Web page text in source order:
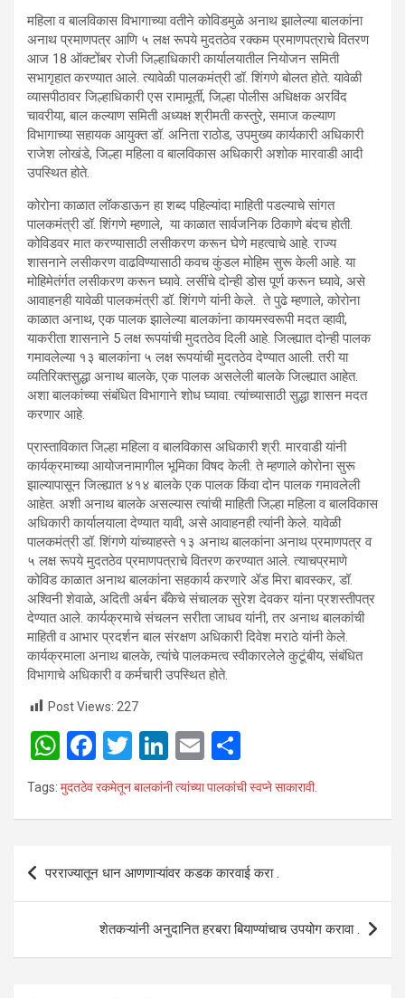
महिला व बालविकास विभागाच्या वतीने कोविडमुळे अनाथ झालेल्या बालकांना
अनाथ प्रमाणपत्र आणि ५ लक्ष रूपये मुदतठेव रक्कम प्रमाणपत्राचे वितरण
आज 18 ऑक्टोंबर रोजी जिल्हाधिकारी कार्यालयातील नियोजन समिती
सभागृहात करण्यात आले. त्यावेळी पालकमंत्री डॉ. शिंगणे बोलत होते. यावेळी
व्यासपीठावर जिल्हाधिकारी एस रामामूर्ती, जिल्हा पोलीस अधिक्षक अरविंद
चावरीया, बाल कल्याण समिती अध्यक्ष श्रीमती कस्तुरे, समाज कल्याण
विभागाच्या सहायक आयुक्त डॉ. अनिता राठोड, उपमुख्य कार्यकारी अधिकारी
राजेश लोखंडे, जिल्हा महिला व बालविकास अधिकारी अशोक मारवाडी आदी
उपस्थित होते.
कोरोना काळात लॉकडाऊन हा शब्द पहिल्यांदा माहिती पडल्याचे सांगत
पालकमंत्री डॉ. शिंगणे म्हणाले, या काळात सार्वजनिक ठिकाणे बंदच होती.
कोविडवर मात करण्यासाठी लसीकरण करून घेणे महत्वाचे आहे. राज्य
शासनाने लसीकरण वाढविण्यासाठी कवच कुंडल मोहिम सुरू केली आहे. या
मोहिमेतंर्गत लसीकरण करून घ्यावे. लसींचे दोन्ही डोस पूर्ण करून घ्यावे, असे
आवाहनही यावेळी पालकमंत्री डॉ. शिंगणे यांनी केले. ते पुढे म्हणाले, कोरोना
काळात अनाथ, एक पालक झालेल्या बालकांना कायमस्वरूपी मदत व्हावी,
याकरीता शासनाने 5 लक्ष रूपयांची मुदतठेव दिली आहे. जिल्ह्यात दोन्ही पालक
गमावलेल्या १३ बालकांना ५ लक्ष रूपयांची मुदतठेव देण्यात आली. तरी या
व्यतिरिक्तसुद्धा अनाथ बालके, एक पालक असलेली बालके जिल्ह्यात आहेत.
अशा बालकांच्या संबंधित विभागाने शोध घ्यावा. त्यांच्यासाठी सुद्धा शासन मदत
करणार आहे.
प्रास्ताविकात जिल्हा महिला व बालविकास अधिकारी श्री. मारवाडी यांनी
कार्यक्रमाच्या आयोजनामागील भूमिका विषद केली. ते म्हणाले कोरोना सुरू
झाल्यापासून जिल्ह्यात ४१४ बालके एक पालक किंवा दोन पालक गमावलेली
आहेत. अशी अनाथ बालके असल्यास त्यांची माहिती जिल्हा महिला व बालविकास
अधिकारी कार्यालयाला देण्यात यावी, असे आवाहनही त्यांनी केले. यावेळी
पालकमंत्री डॉ. शिंगणे यांच्याहस्ते १३ अनाथ बालकांना अनाथ प्रमाणपत्र व
५ लक्ष रूपये मुदतठेव प्रमाणपत्राचे वितरण करण्यात आले. त्याचप्रमाणे
कोविड काळात अनाथ बालकांना सहकार्य करणारे ॲड मिरा बावस्कर, डॉ.
अश्विनी शेवाळे, अदिती अर्बन बँकेचे संचालक सुरेश देवकर यांना प्रशस्तीपत्र
देण्यात आले. कार्यक्रमाचे संचलन सरीता जाधव यांनी, तर अनाथ बालकांची
माहिती व आभार प्रदर्शन बाल संरक्षण अधिकारी दिवेश मराठे यांनी केले.
कार्यक्रमाला अनाथ बालके, त्यांचे पालकमत्व स्वीकारलेले कुटूंबीय, संबंधित
विभागाचे अधिकारी व कर्मचारी उपस्थित होते.
Post Views: 227
W
h
at
A
F
a
ce
o
k
T
wi
tt
Li
n
ke
n
E
m
ail
h
ar
Tags: मुदतठेव रकमेतून बालकांनी त्यांच्या पालकांची स्वप्ने साकारावी.
Post
navigation
परराज्यातून धान आणणाऱ्यांवर कडक कारवाई करा .
शेतकऱ्यांनी अनुदानित हरबरा बियाण्यांचाच उपयोग करावा .